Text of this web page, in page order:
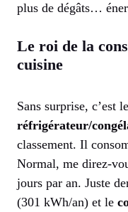
plus de dégâts…
Le roi de la
cuisine
Sans surprise, c’est le
réfrigérateur/
classement. Il
Normal, me direz-
jours par an. Juste
(301 kWh/an) et le